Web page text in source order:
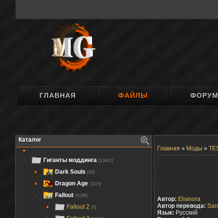
ГЛАВНАЯ ФАЙЛЫ
Каталог
Гиганты моддинга [13941]
Dark Souls [90]
Dragon Age [1115]
Fallout [6188]
Fallout 2 [6]
Главная » Моды »
Автор: Elianora
Автор перевода:
Язык: Русский